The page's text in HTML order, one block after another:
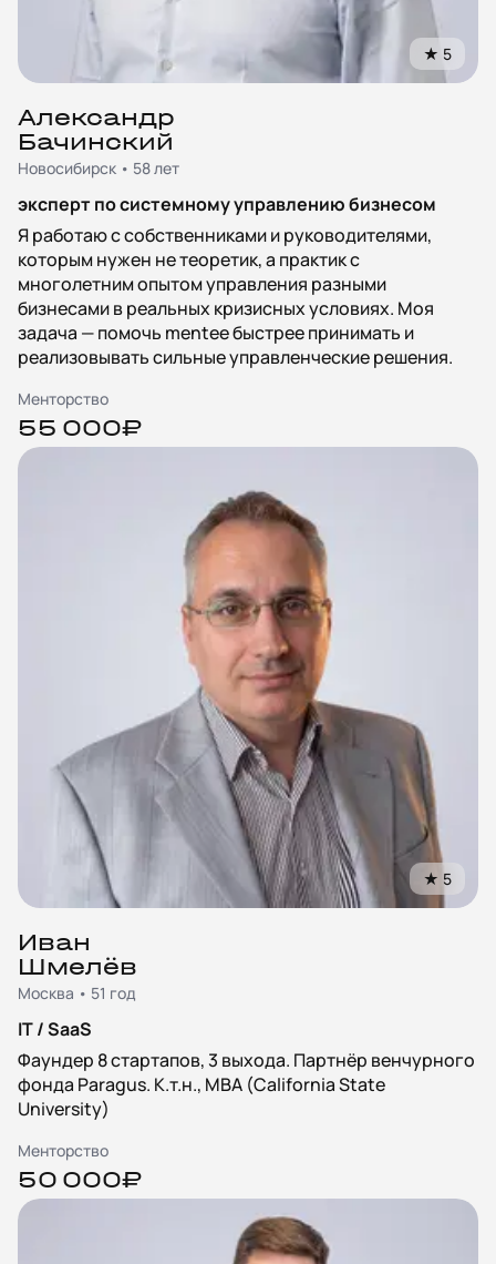
★ 5
Александр
Бачинский
Новосибирск • 58 лет
эксперт по системному управлению бизнесом
Я работаю с собственниками и руководителями,
которым нужен не теоретик, а практик с
многолетним опытом управления разными
бизнесами в реальных кризисных условиях. Моя
задача — помочь mentee быстрее принимать и
реализовывать сильные управленческие решения.
Менторство
55 000₽
★ 5
Иван
Шмелёв
Москва • 51 год
IT / SaaS
Фаундер 8 стартапов, 3 выхода. Партнёр венчурного
фонда Paragus. К.т.н., MBA (California State
University)
Менторство
50 000₽